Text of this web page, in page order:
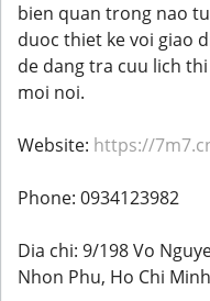
bien quan trong nao
duoc thiet ke voi giao
de dang tra cuu lich
moi noi.
Website: https://
Phone: 0934123982
Dia chi: 9/198 Vo
Nhon Phu, Ho Chi